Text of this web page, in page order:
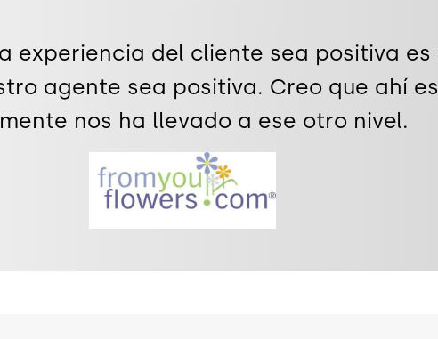
experiencia del cliente sea positiva
agente sea positiva. Creo que ahí
nos ha llevado a ese otro nivel.